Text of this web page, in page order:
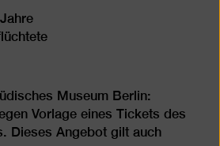
Museum Berlin:
Vorlage eines Tickets des
Dieses Angebot gilt auch